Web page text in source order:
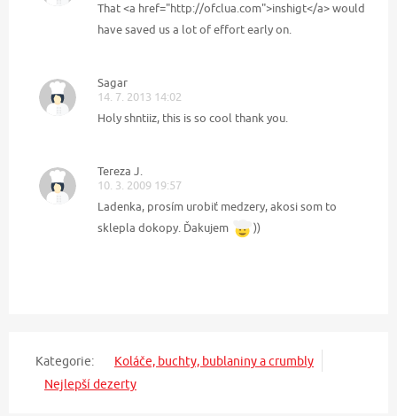
That <a href="http://ofclua.com">inshigt</a> would
have saved us a lot of effort early on.
Sagar
14. 7. 2013 14:02
Holy shntiiz, this is so cool thank you.
Tereza J.
10. 3. 2009 19:57
Ladenka, prosím urobiť medzery, akosi som to
sklepla dokopy. Ďakujem
))
Kategorie:
Koláče, buchty, bublaniny a crumbly
Nejlepší dezerty